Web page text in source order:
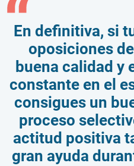
En definitiva, si
oposiciones
buena calidad y
constante en el
consigues un
proceso
actitud positiva
gran ayuda